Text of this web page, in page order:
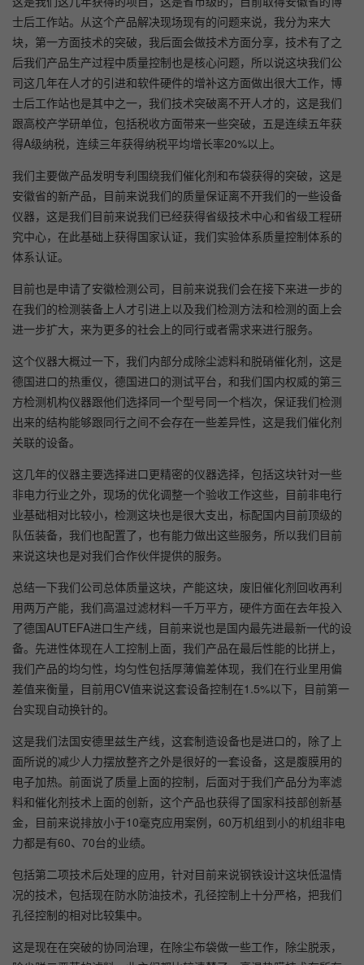
士后工作站。从这个产品解决现场现有的问题来说，我分为来大
块，第一方面技术的突破，我后面会做技术方面分享，技术有了之
后我们产品生产过程中质量控制也是核心问题，所以说这块我们公
司这几年在人才的引进和软件硬件的增补这方面做出很大工作，博
士后工作站也是其中之一，我们技术突破离不开人才的，这是我们
跟高校产学研单位，包括税收方面带来一些突破，五是连续五年获
得A级纳税，连续三年获得纳税平均增长率20%以上。
我们主要做产品发明专利围绕我们催化剂和布袋获得的突破，这是
安徽省的新产品，目前来说我们的质量保证离不开我们的一些设备
仪器，这是我们目前来说我们已经获得省级技术中心和省级工程研
究中心，在此基础上获得国家认证，我们实验体系质量控制体系的
体系认证。
目前也是申请了安徽检测公司，目前来说我们会在接下来进一步的
在我们的检测装备上人才引进上以及我们检测方法和检测的面上会
进一步扩大，来为更多的社会上的同行或者需求来进行服务。
这个仪器大概过一下，我们内部分成除尘滤料和脱硝催化剂，这是
德国进口的热重仪，德国进口的测试平台，和我们国内权威的第三
方检测机构仪器跟他们选择同一个型号同一个档次，保证我们检测
出来的结构能够跟同行之间不会存在一些差异性，这是我们催化剂
关联的设备。
这几年的仪器主要选择进口更精密的仪器选择，包括这块针对一些
非电力行业之外，现场的优化调整一个验收工作这些，目前非电行
业基础相对比较小，检测这块也是很大支出，标配国内目前顶级的
队伍装备，我们也配置了，也有能力做出这些服务，所以我们目前
来说这块也是对我们合作伙伴提供的服务。
总结一下我们公司总体质量这块，产能这块，废旧催化剂回收再利
用两万产能，我们高温过滤材料一千万平方，硬件方面在去年投入
了德国AUTEFA进口生产线，目前来说也是国内最先进最新一代的设
备。先进性体现在人工控制上面，我们产品在最后性能的比拼上，
我们产品的均匀性，均匀性包括厚薄偏差体现，我们在行业里用偏
差值来衡量，目前用CV值来说这套设备控制在1.5%以下，目前第一
台实现自动换针的。
这是我们法国安德里兹生产线，这套制造设备也是进口的，除了上
面所说的减少人力摆放整齐之外是很好的一套设备，这是腹膜用的
电子加热。前面说了质量上面的控制，后面对于我们产品分为率滤
料和催化剂技术上面的创新，这个产品也获得了国家科技部创新基
金，目前来说排放小于10毫克应用案例，60万机组到小的机组非电
力都是有60、70台的业绩。
包括第二项技术后处理的应用，针对目前来说钢铁设计这块低温情
况的技术，包括现在防水防油技术，孔径控制上十分严格，把我们
孔径控制的相对比较集中。
这是现在在突破的协同治理，在除尘布袋做一些工作，除尘脱汞，